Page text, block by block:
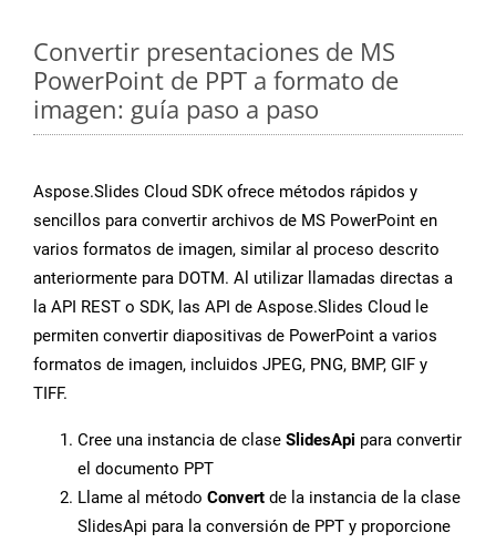
Convertir presentaciones de MS
PowerPoint de PPT a formato de
imagen: guía paso a paso
Aspose.Slides Cloud SDK ofrece métodos rápidos y
sencillos para convertir archivos de MS PowerPoint en
varios formatos de imagen, similar al proceso descrito
anteriormente para DOTM. Al utilizar llamadas directas a
la API REST o SDK, las API de Aspose.Slides Cloud le
permiten convertir diapositivas de PowerPoint a varios
formatos de imagen, incluidos JPEG, PNG, BMP, GIF y
TIFF.
Cree una instancia de clase SlidesApi para convertir
el documento PPT
Llame al método Convert de la instancia de la clase
SlidesApi para la conversión de PPT y proporcione